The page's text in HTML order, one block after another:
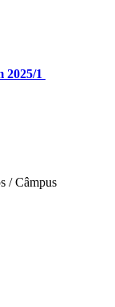
2025/1
/ Câmpus